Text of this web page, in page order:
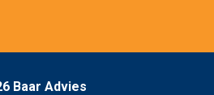
Baar Advies